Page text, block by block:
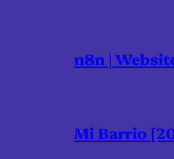
n8n |
Mi Barrio